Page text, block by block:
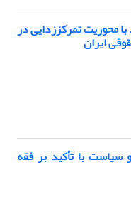
محوریت تمرکززدایی در
ایران
سیاست با تأکید بر فقه